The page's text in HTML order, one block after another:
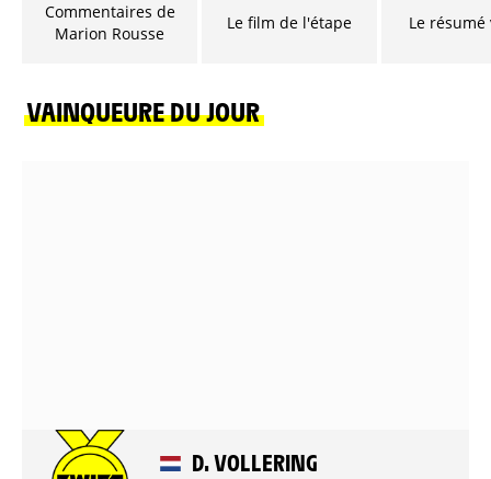
Commentaires de
Marion Rousse
Le film de l'étape Le résumé
VAINQUEURE DU JOUR
D. VOLLERING